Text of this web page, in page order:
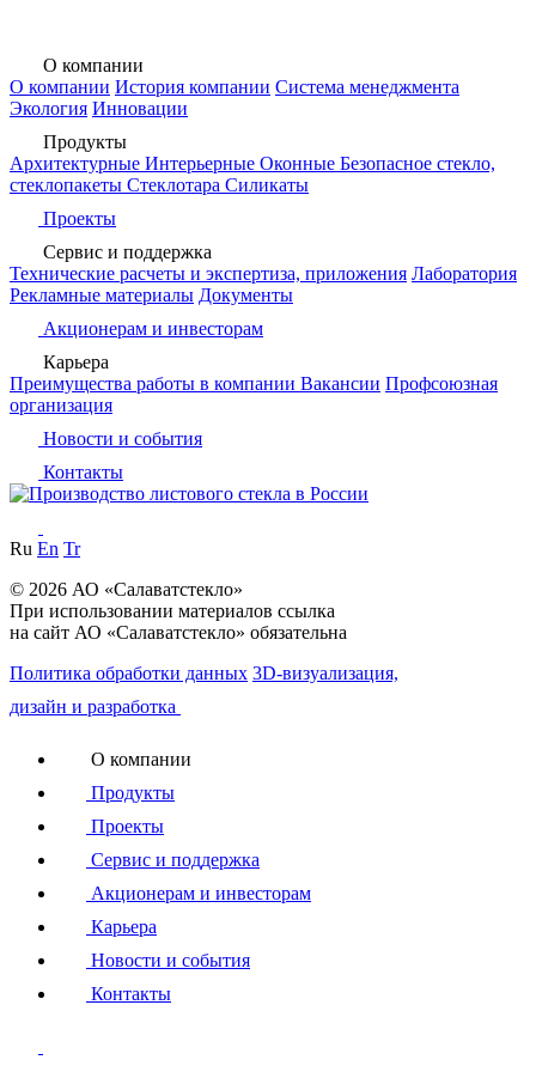
О компании
О компании История компании Система менеджмента
Экология Инновации
Продукты
Архитектурные Интерьерные Оконные Безопасное стекло,
стеклопакеты Стеклотара Силикаты
Проекты
Сервис и поддержка
Технические расчеты и экспертиза, приложения Лаборатория
Рекламные материалы Документы
Акционерам и инвесторам
Карьера
Преимущества работы в компании Вакансии Профсоюзная
организация
Новости и события
Контакты
Ru En Tr
© 2026 АО «Салаватстекло»
При использовании материалов ссылка
на сайт АО «Салаватстекло» обязательна
Политика обработки данных 3D-визуализация,
дизайн и разработка
О компании
Продукты
Проекты
Сервис и поддержка
Акционерам и инвесторам
Карьера
Новости и события
Контакты